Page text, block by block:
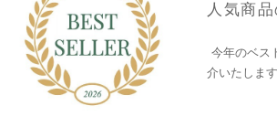
人気商
今年のベス
介いたします